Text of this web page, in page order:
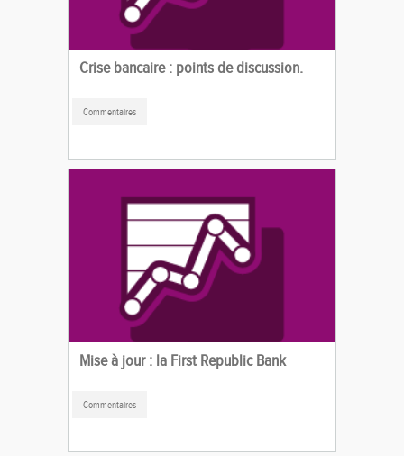
Crise bancaire : points de discussion.
Commentaires
Mise à jour : la First Republic Bank
Commentaires